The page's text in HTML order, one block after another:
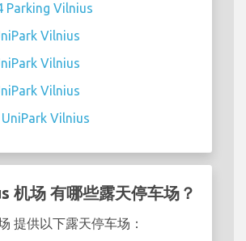
Parking Vilnius
Vilnius
Vilnius
Vilnius
UniPark Vilnius
机场 有哪些露天停车场？
提供以下露天停车场：